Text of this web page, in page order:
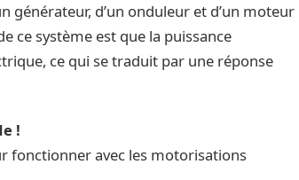
générateur, d’un onduleur et d’un moteur
ce système est que la puissance
ce qui se traduit par une réponse
!
fonctionner avec les motorisations